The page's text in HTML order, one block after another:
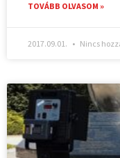
TOVÁBB OLVASOM »
2017.09.01. Nincs